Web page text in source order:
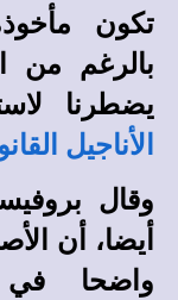
تكون
بالرغم من
يضطرنا
الأناجيل
وقال
أيضا، أن
واضحا